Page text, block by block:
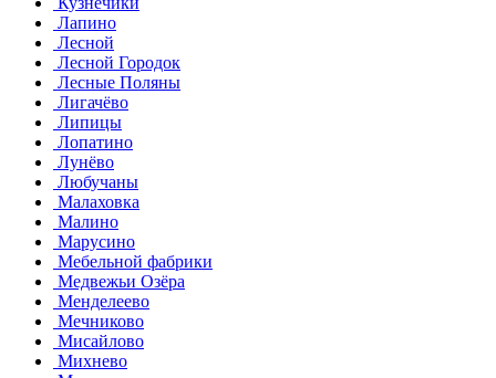
Лапино
Лесной
Лесной Городок
Лесные Поляны
Лигачёво
Липицы
Лопатино
Лунёво
Любучаны
Малаховка
Малино
Марусино
Мебельной фабрики
Медвежьи Озёра
Менделеево
Мечниково
Мисайлово
Михнево